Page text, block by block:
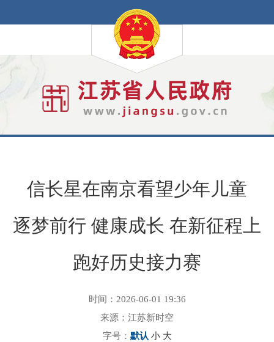
信长星在南京看望少年儿童
逐梦前行 健康成长 在新征程上
跑好历史接力赛
时间：2026-06-01 19:36
来源：江苏新时空
字号： 默认 小 大